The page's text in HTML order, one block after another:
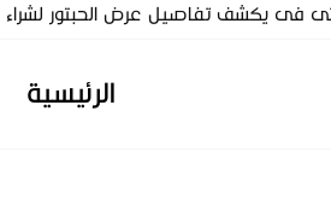
فى يكشف تفاصيل عرض الحبتور لشراء
الرئيسية